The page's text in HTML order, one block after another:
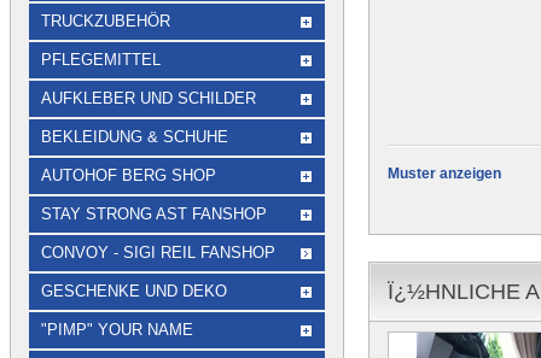
Muster anzeigen
Ï¿½HNLICHE
TRUCKZUBEHÖR
PFLEGEMITTEL
AUFKLEBER UND SCHILDER
BEKLEIDUNG & SCHUHE
AUTOHOF BERG SHOP
STAY STRONG AST FANSHOP
CONVOY - SIGI REIL FANSHOP
GESCHENKE UND DEKO
"PIMP" YOUR NAME